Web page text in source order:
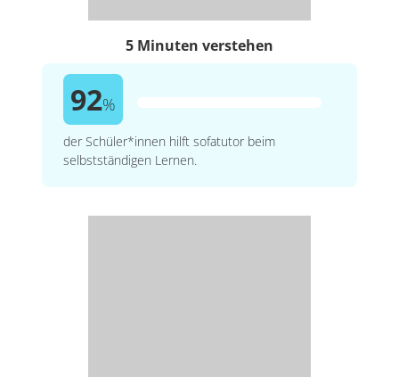
5 Minuten verstehen
92%
der Schüler*innen hilft sofatutor beim
selbstständigen Lernen.